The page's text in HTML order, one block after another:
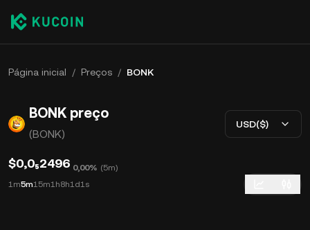
Página inicial / Preços / BONK
BONK preço
(BONK)
USD($)
$0,0₅2496 0,00% (5m)
1m5m15m1h8h1d1s